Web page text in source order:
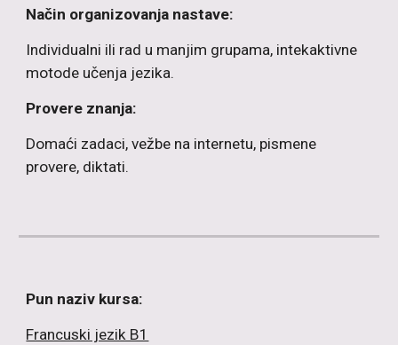
Način organizovanja nastave:
Individualni ili rad u manjim grupama, intekaktivne
motode učenja jezika.
Provere znanja:
Domaći zadaci, vežbe na internetu, pismene
provere, diktati.
Pun naziv kursa:
Francuski jezik B1